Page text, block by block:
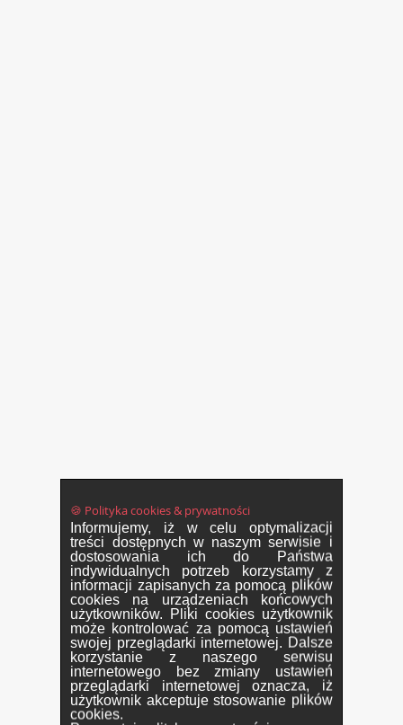
🍪 Polityka cookies & prywatności
Informujemy, iż w celu optymalizacji
treści dostępnych w naszym serwisie i
dostosowania ich do Państwa
indywidualnych potrzeb korzystamy z
informacji zapisanych za pomocą plików
cookies na urządzeniach końcowych
użytkowników. Pliki cookies użytkownik
może kontrolować za pomocą ustawień
swojej przeglądarki internetowej. Dalsze
korzystanie z naszego serwisu
internetowego bez zmiany ustawień
przeglądarki internetowej oznacza, iż
użytkownik akceptuje stosowanie plików
cookies.